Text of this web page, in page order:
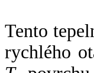
Tento
rychlého